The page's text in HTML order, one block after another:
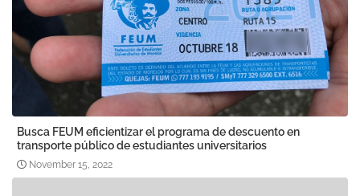
Busca FEUM eficientizar el programa de descuento en
transporte público de estudiantes universitarios
November 15, 2022